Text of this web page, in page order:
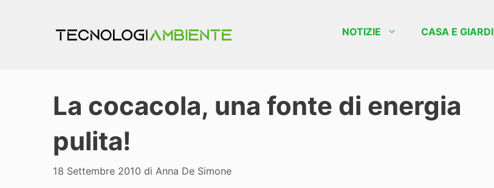
NOTIZIE CASA E
La cocacola, una fonte di energia
pulita!
18 Settembre 2010 di Anna De Simone